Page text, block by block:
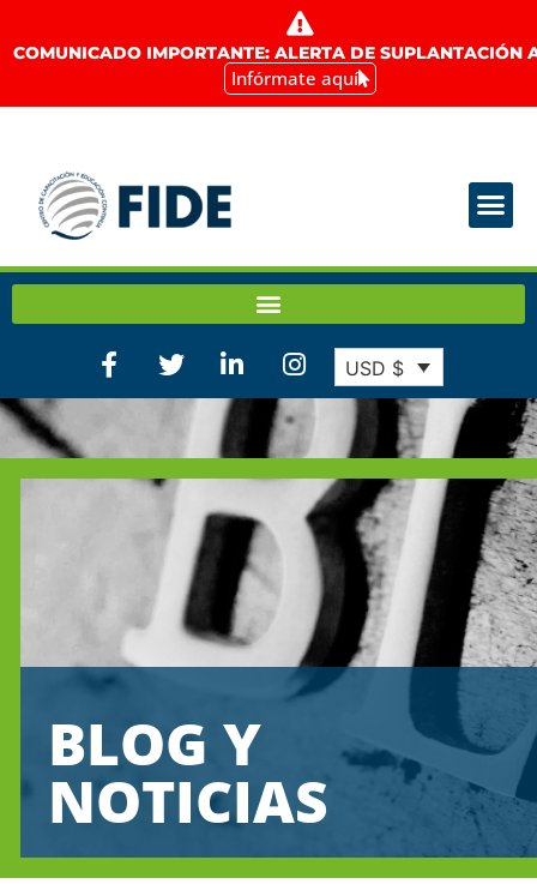
COMUNICADO IMPORTANTE: ALERTA DE SUPLANTACIÓN
Infórmate aquí
USD $
BLOG Y
NOTICIAS